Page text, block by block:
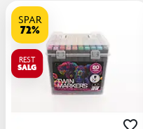
SPAR
72%
REST
SALG